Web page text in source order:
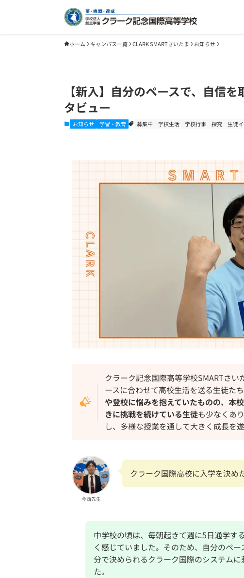
ホーム キャンパス一覧 CLARK SMARTさいたま お知らせ
【新入】自分のペースで、自信
タビュー
お知らせ 学習・教育 募集中 学校生活 学校行事 探究 生徒
クラーク記念国際高等学校SMARTさ
ースに合わせて高校生活を送る生徒た
や登校に悩みを抱えていたものの、本
きに挑戦を続けている生徒も少なくあ
し、多様な授業を通して大きく成長を
今西先生
クラーク国際高校に入学を決め
中学校の頃は、毎朝起きて週に5日通学す
く感じていました。そのため、自分のペ
分で決められるクラーク国際のシステム
た。